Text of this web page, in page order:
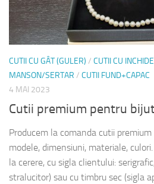
CUTII CU GÂT (GULER) / CUTII CU
MANSON/SERTAR / CUTII FUND+CAPAC
4 MAI 2023
Cutii premium pentru
Producem la comanda cutii
modele, dimensiuni, materiale,
la cerere, cu sigla clientului:
stralucitor) sau cu timbru sec (sigla